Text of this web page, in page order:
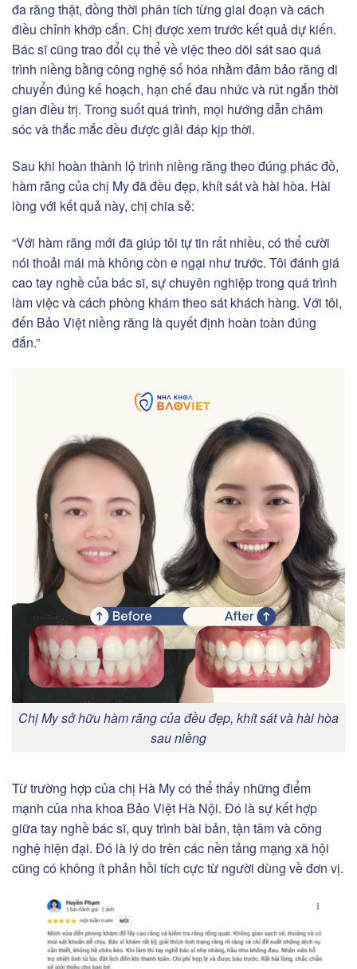
đa răng thật, đồng thời phân tích từng giai đoạn và cách
điều chỉnh khớp cắn. Chị được xem trước kết quả dự kiến.
Bác sĩ cũng trao đổi cụ thể về việc theo dõi sát sao quá
trình niềng bằng công nghệ số hóa nhằm đảm bảo răng di
chuyển đúng kế hoạch, hạn chế đau nhức và rút ngắn thời
gian điều trị. Trong suốt quá trình, mọi hướng dẫn chăm
sóc và thắc mắc đều được giải đáp kịp thời.
Sau khi hoàn thành lộ trình niềng răng theo đúng phác đồ,
hàm răng của chị My đã đều đẹp, khít sát và hài hòa. Hài
lòng với kết quả này, chị chia sẻ:
“Với hàm răng mới đã giúp tôi tự tin rất nhiều, có thể cười
nói thoải mái mà không còn e ngại như trước. Tôi đánh giá
cao tay nghề của bác sĩ, sự chuyên nghiệp trong quá trình
làm việc và cách phòng khám theo sát khách hàng. Với tôi,
đến Bảo Việt niềng răng là quyết định hoàn toàn đúng
đắn.”
Chị My sở hữu hàm răng của đều đẹp, khít sát và hài hòa
sau niềng
Từ trường hợp của chị Hà My có thể thấy những điểm
mạnh của nha khoa Bảo Việt Hà Nội. Đó là sự kết hợp
giữa tay nghề bác sĩ, quy trình bài bản, tận tâm và công
nghệ hiện đại. Đó là lý do trên các nền tảng mạng xã hội
cũng có không ít phản hồi tích cực từ người dùng về đơn vị.